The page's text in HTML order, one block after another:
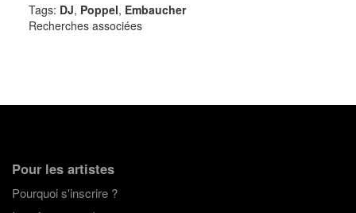
Tags: DJ, Poppel, Embaucher
Recherches associées
Pour les artistes
Pourquoi s'inscrire ?